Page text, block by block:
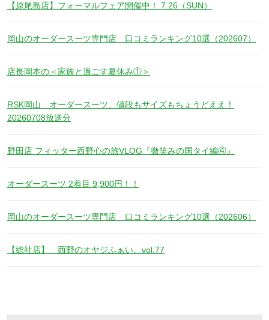
【原尾島店】フォーマルフェア開催中！ 7.26（SUN）
岡山のオーダースーツ専門店 口コミランキング10選（202607）
店長岡本の＜家族と過ごす夏休み①＞
RSK岡山 オーダースーツ、値段もサイズもちょうどええ！
20260708放送分
野田店 フィッター西野心の旅VLOG『微笑みの国タイ編④』
オーダースーツ 2着目 9,900円！！
岡山のオーダースーツ専門店 口コミランキング10選（202606）
【総社店】 西野のオヤジふぁい。vol.77